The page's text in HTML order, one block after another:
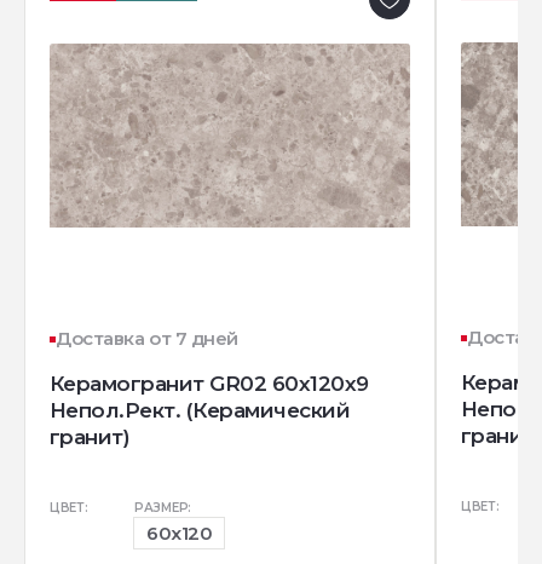
Доставка от 7 дней
Керамогранит GR02 60x120x9
Непол.Рект. (Керамический
гранит)
ЦВЕТ: РАЗМЕР:
60x120
гранит)
ЦВЕТ: